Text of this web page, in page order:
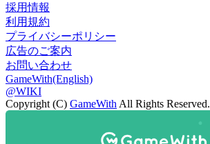
採用情報
利用規約
プライバシーポリシー
広告のご案内
お問い合わせ
GameWith(English)
@WIKI
Copyright (C) GameWith All Rights Reserved.